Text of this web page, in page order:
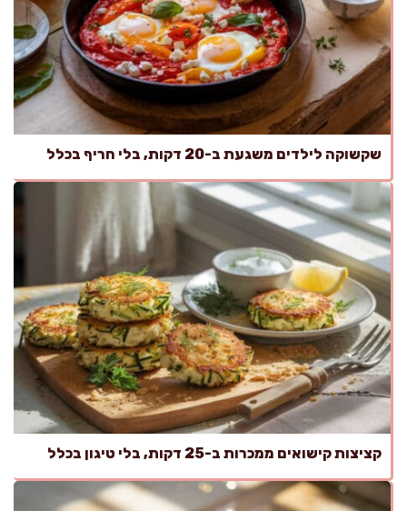
שקשוקה לילדים משגעת ב-20 דקות, בלי חריף בכלל
קציצות קישואים ממכרות ב-25 דקות, בלי טיגון בכלל